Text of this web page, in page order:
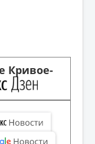
Кривое-